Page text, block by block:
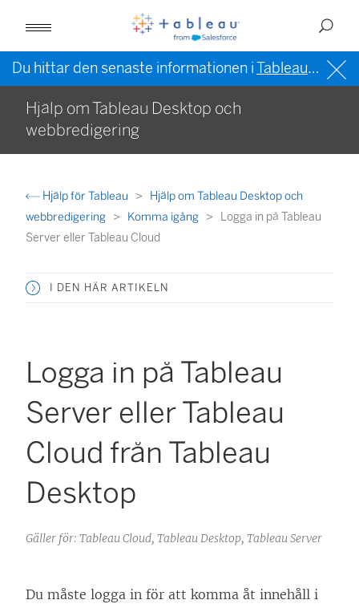
Du hittar den senaste informationen iTableau-hjälpen på engelska (USA)
Hjälp om Tableau Desktop och
webbredigering
Hjälp för Tableau
Hjälp om Tableau Desktop och
webbredigering
Komma igång
Logga in på Tableau
Server eller Tableau Cloud
I DEN HÄR ARTIKELN
Logga in på Tableau
Server eller Tableau
Cloud från Tableau
Desktop
Gäller för: Tableau Cloud, Tableau Desktop, Tableau Server
Du måste logga in för att komma åt innehåll i